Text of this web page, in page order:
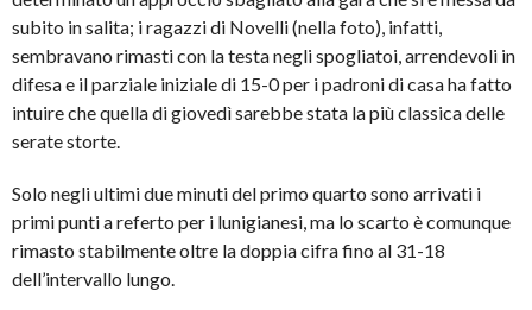
subito in salita; i ragazzi di Novelli (nella foto), infatti,
sembravano rimasti con la testa negli spogliatoi, arrendevoli in
difesa e il parziale iniziale di 15-0 per i padroni di casa ha fatto
intuire che quella di giovedì sarebbe stata la più classica delle
serate storte.
Solo negli ultimi due minuti del primo quarto sono arrivati i
primi punti a referto per i lunigianesi, ma lo scarto è comunque
rimasto stabilmente oltre la doppia cifra fino al 31-18
dell’intervallo lungo.